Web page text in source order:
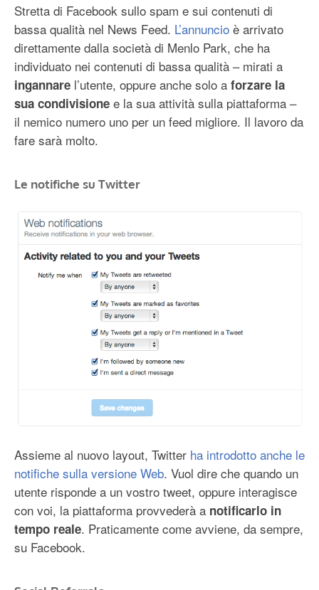
Stretta di Facebook sullo spam e sui contenuti di
bassa qualità nel News Feed. L’annuncio è arrivato
direttamente dalla società di Menlo Park, che ha
individuato nei contenuti di bassa qualità – mirati a
ingannare l’utente, oppure anche solo a forzare la
sua condivisione e la sua attività sulla piattaforma –
il nemico numero uno per un feed migliore. Il lavoro da
fare sarà molto.
Le notifiche su Twitter
Assieme al nuovo layout, Twitter ha introdotto anche le
notifiche sulla versione Web. Vuol dire che quando un
utente risponde a un vostro tweet, oppure interagisce
con voi, la piattaforma provvederà a notificarlo in
tempo reale. Praticamente come avviene, da sempre,
su Facebook.